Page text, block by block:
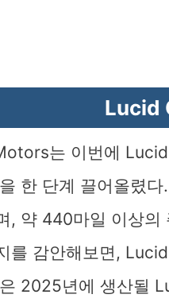
Lucid
는 이번에
한 단계 끌어올렸
, 약 440마일 이상의
를 감안해보면,
2025년에 생산될